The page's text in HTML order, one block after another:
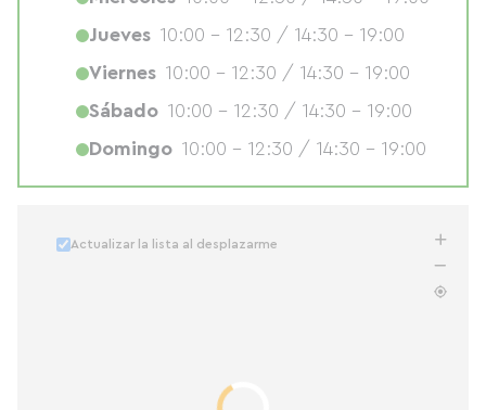
Actualizar la lista al desplazarme
Jueves 10:00 - 12:30 / 14:30 - 19:00
Viernes 10:00 - 12:30 / 14:30 - 19:00
Sábado 10:00 - 12:30 / 14:30 - 19:00
Domingo 10:00 - 12:30 / 14:30 - 19:00